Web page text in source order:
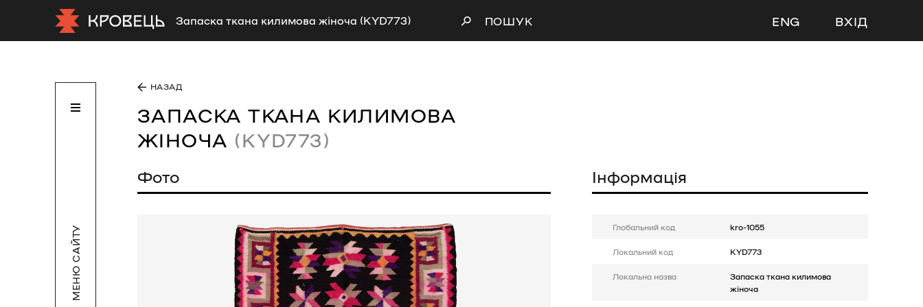
Запаска ткана килимова жіноча (KYD773) ПОШУК ENG ВХІД
МЕНЮ САЙТУ
НАЗАД
ЗАПАСКА ТКАНА КИЛИМОВА
ЖІНОЧА (KYD773)
Фото Інформація
Глобальний код kro-1055
Локальний код KYD773
Локальна назва
Запаска ткана килимова
жіноча